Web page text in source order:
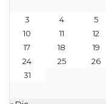
3
4 5
10
11 12
17
18 19
24
25 26
31